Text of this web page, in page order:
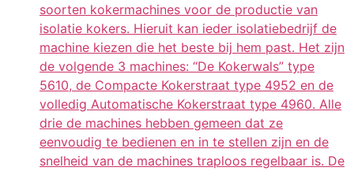
soorten kokermachines voor de productie van
isolatie kokers. Hieruit kan ieder isolatiebedrijf de
machine kiezen die het beste bij hem past. Het zijn
de volgende 3 machines: “De Kokerwals” type
5610, de Compacte Kokerstraat type 4952 en de
volledig Automatische Kokerstraat type 4960. Alle
drie de machines hebben gemeen dat ze
eenvoudig te bedienen en in te stellen zijn en de
snelheid van de machines traploos regelbaar is. De